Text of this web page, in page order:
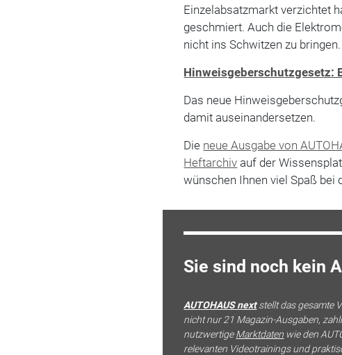
Einzelabsatzmarkt verzichtet
geschmiert. Auch die
nicht ins Schwitzen zu bringen.
Hinweisgeberschutzgesetz:
Das neue
damit auseinandersetzen.
Die neue Ausgabe von
Heftarchiv auf der
wünschen Ihnen viel Spaß bei
Sie sind noch kein
AUTOHAUS next stellt das gesamte
nicht nur 21 Magazin-Ausgaben,
nutzwertigeMarktdaten wie den
relevanten Videotrainings und